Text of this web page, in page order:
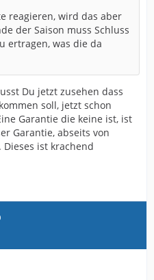
reagieren, wird das aber
der Saison muss Schluss
ertragen, was die da
Du jetzt zusehen dass
soll, jetzt schon
Garantie die keine ist, ist
Garantie, abseits von
ist krachend